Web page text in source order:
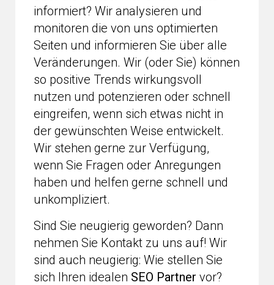
informiert? Wir analysieren und
monitoren die von uns optimierten
Seiten und informieren Sie über alle
Veränderungen. Wir (oder Sie) können
so positive Trends wirkungsvoll
nutzen und potenzieren oder schnell
eingreifen, wenn sich etwas nicht in
der gewünschten Weise entwickelt.
Wir stehen gerne zur Verfügung,
wenn Sie Fragen oder Anregungen
haben und helfen gerne schnell und
unkompliziert.
Sind Sie neugierig geworden? Dann
nehmen Sie Kontakt zu uns auf! Wir
sind auch neugierig: Wie stellen Sie
sich Ihren idealen SEO Partner vor?